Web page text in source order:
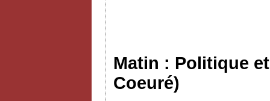
Matin : Politique
Coeuré)